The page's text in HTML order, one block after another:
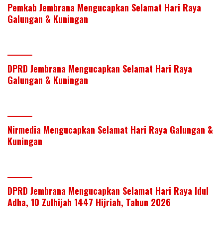
Pemkab Jembrana Mengucapkan Selamat Hari Raya
Galungan & Kuningan
DPRD Jembrana Mengucapkan Selamat Hari Raya
Galungan & Kuningan
Nirmedia Mengucapkan Selamat Hari Raya Galungan &
Kuningan
DPRD Jembrana Mengucapkan Selamat Hari Raya Idul
Adha, 10 Zulhijah 1447 Hijriah, Tahun 2026